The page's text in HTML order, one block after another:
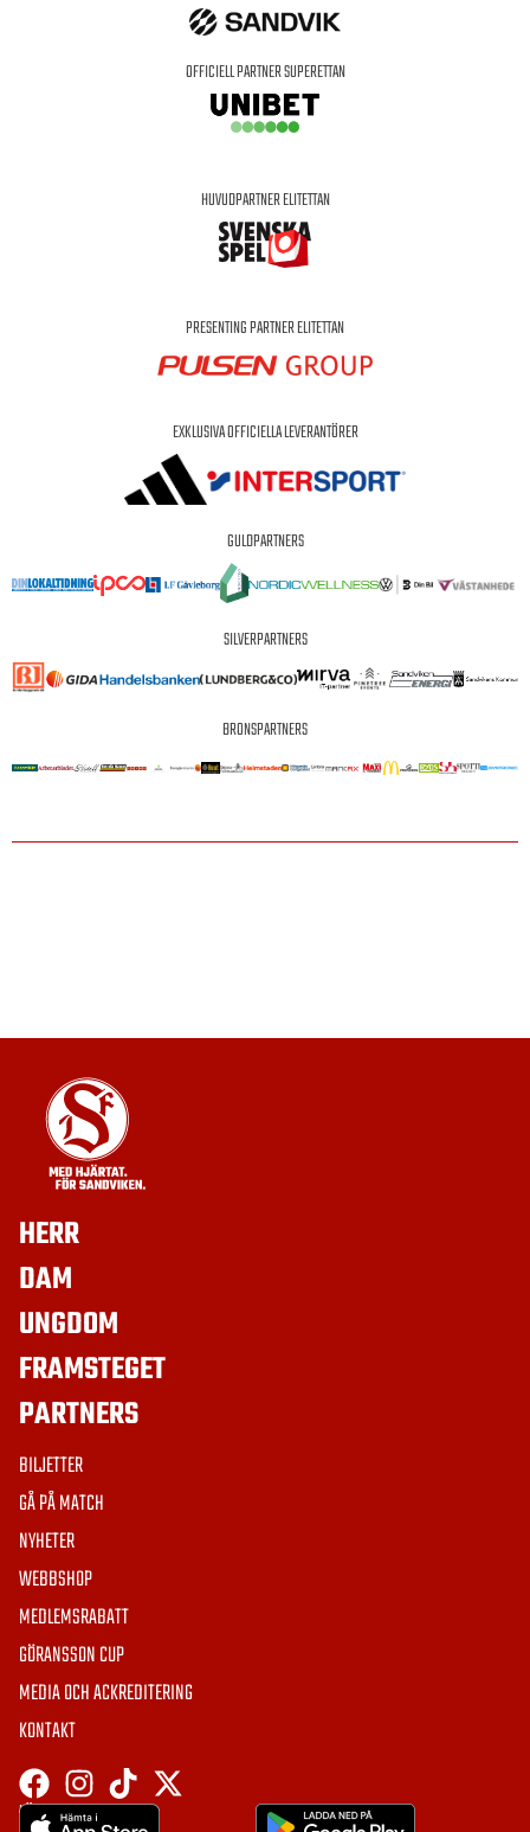
OFFICIELL PARTNER SUPERETTAN
HUVUDPARTNER ELITETTAN
PRESENTING PARTNER ELITETTAN
EXKLUSIVA OFFICIELLA LEVERANTÖRER
GULDPARTNERS
SILVERPARTNERS
BRONSPARTNERS
HERR
DAM
UNGDOM
FRAMSTEGET
PARTNERS
BILJETTER
GÅ PÅ MATCH
NYHETER
WEBBSHOP
MEDLEMSRABATT
GÖRANSSON CUP
MEDIA OCH ACKREDITERING
KONTAKT
HÄMTA APPEN